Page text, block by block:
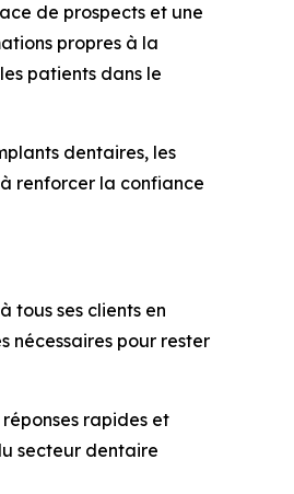
de prospects et une
propres à la
patients dans le
dentaires, les
renforcer la confiance
tous ses clients en
nécessaires pour rester
rapides et
secteur dentaire